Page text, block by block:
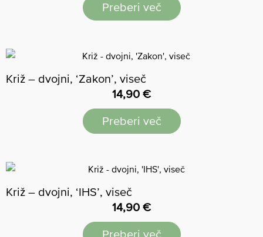
Preberi več
Križ – dvojni, ‘Zakon’, viseč
14,90 €
Preberi več
Križ – dvojni, ‘IHS’, viseč
14,90 €
Preberi več